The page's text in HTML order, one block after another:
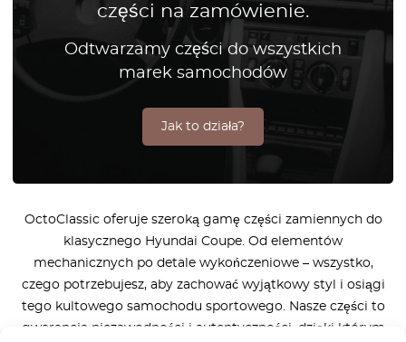
części na zamówienie.
Odtwarzamy części do wszystkich
marek samochodów
Jak to działa?
OctoClassic oferuje szeroką gamę części zamiennych do
klasycznego Hyundai Coupe. Od elementów
mechanicznych po detale wykończeniowe – wszystko,
czego potrzebujesz, aby zachować wyjątkowy styl i osiągi
tego kultowego samochodu sportowego. Nasze części to
gwarancja niezawodności i autentyczności, dzięki którym